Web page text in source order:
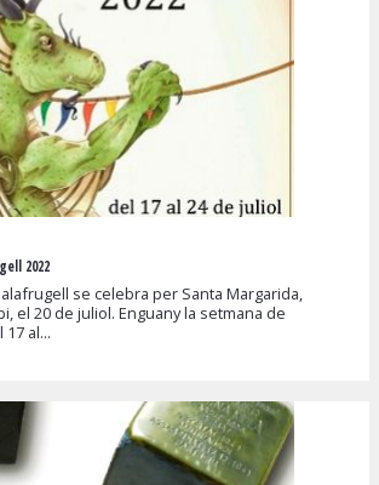
2022
se celebra per Santa Margarida,
el 20 de juliol. Enguany la setmana de
al...